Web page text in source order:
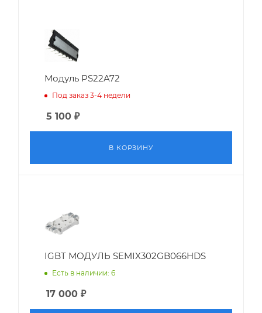
Модуль PS22A72
Под заказ 3-4 недели
5 100 ₽
В КОРЗИНУ
IGBT МОДУЛЬ SEMIX302GB066HDS
Есть в наличии: 6
17 000 ₽